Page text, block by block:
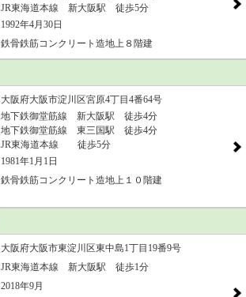
JR東海道本線 新大阪駅 徒歩5分
1992年4月30日
鉄骨鉄筋コンクリート造地上８階建
大阪府大阪市淀川区宮原4丁目4番64号
地下鉄御堂筋線 新大阪駅 徒歩4分
地下鉄御堂筋線 東三国駅 徒歩4分
JR東海道本線 徒歩5分
1981年1月1日
鉄骨鉄筋コンクリート造地上１０階建
大阪府大阪市東淀川区東中島1丁目19番9号
JR東海道本線 新大阪駅 徒歩1分
2018年9月